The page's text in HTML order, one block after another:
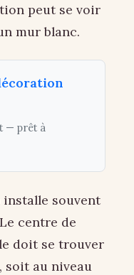
peut se voir
mur blanc.
— prêt à
souvent
centre de
doit se trouver
soit au niveau